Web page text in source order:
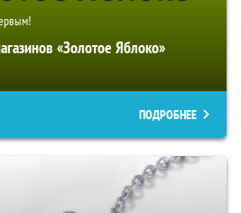
«Золотое Яблоко»
ПОДРОБНЕЕ